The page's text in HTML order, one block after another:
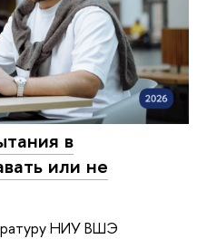
в
или не
НИУ ВШЭ